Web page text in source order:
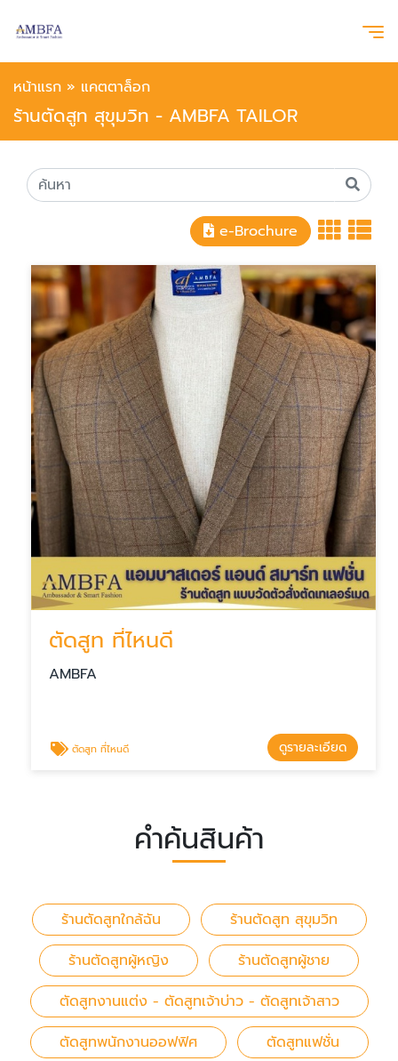
หน้าแรก » แคตตาล็อก
ร้านตัดสูท สุขุมวิท - AMBFA TAILOR
e-Brochure
ตัดสูท ที่ไหนดี
AMBFA
ตัดสูท ที่ไหนดี ดูรายละเอียด
คำค้นสินค้า
ร้านตัดสูทใกล้ฉัน
ร้านตัดสูท สุขุมวิท
ร้านตัดสูทผู้หญิง
ร้านตัดสูทผู้ชาย
ตัดสูทงานแต่ง - ตัดสูทเจ้าบ่าว - ตัดสูทเจ้าสาว
ตัดสูทพนักงานออฟฟิศ
ตัดสูทแฟชั่น